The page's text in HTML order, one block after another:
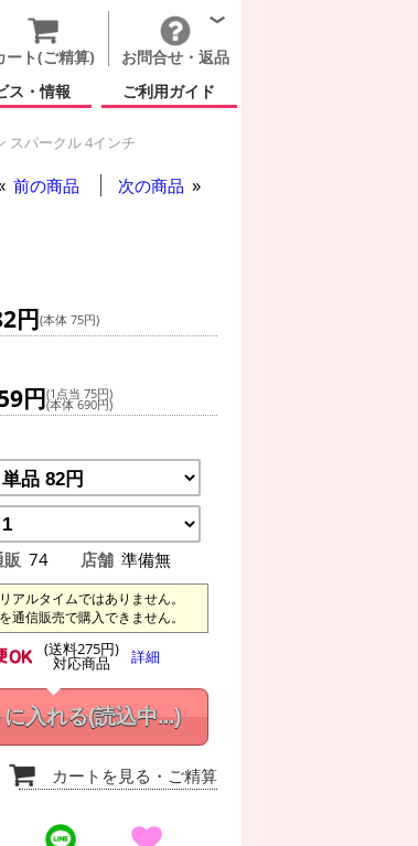
ート(ご精算)
お問合せ・返品
ス・情報 ご利用ガイド
スパークル 4インチ
前の商品 次の商品
円(本体 75円)
円(1点当 75円)
(本体 690円)
販 74 店舗 準備無
アルタイムではありません。
通信販売で購入できません。
(送料275円)
対応商品 詳細
に入れる(読込中...)
カートを見る ・ご精算